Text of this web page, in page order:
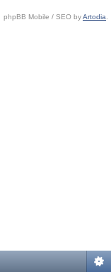
phpBB Mobile / SEO byArtodia